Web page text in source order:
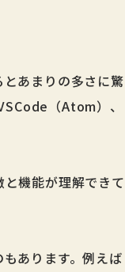
あまりの多さに驚
（Atom）、
機能が理解できて
あります。例えば